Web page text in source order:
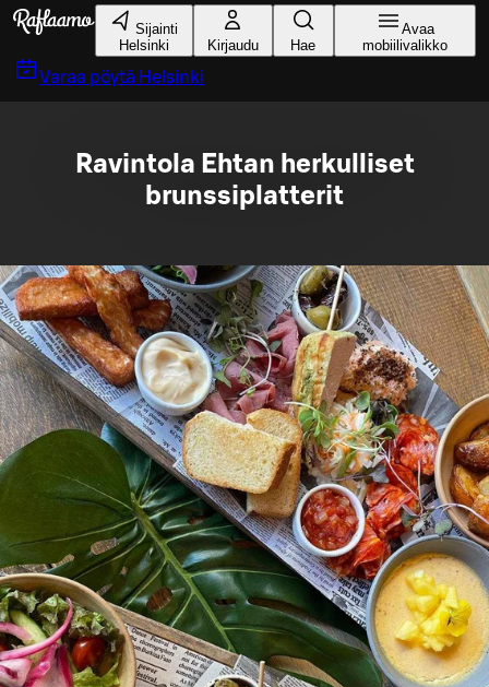
Siirry pääsisältöön
Sijainti
Helsinki
Kirjaudu Hae
Avaa
mobiilivalikko
Varaa pöytä Helsinki
Ravintola Ehtan herkulliset
brunssiplatterit